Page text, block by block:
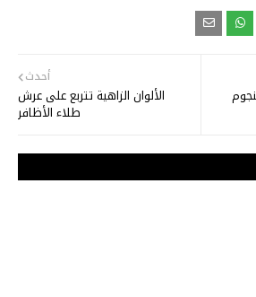
أحدث
الألوان الزاهية تتربع على عرش
طلاء الأظافر